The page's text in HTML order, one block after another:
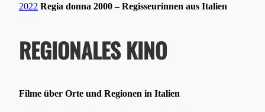
2022 Regia donna 2000 – Regisseurinnen aus Italien
REGIONALES KINO
Filme über Orte und Regionen in Italien